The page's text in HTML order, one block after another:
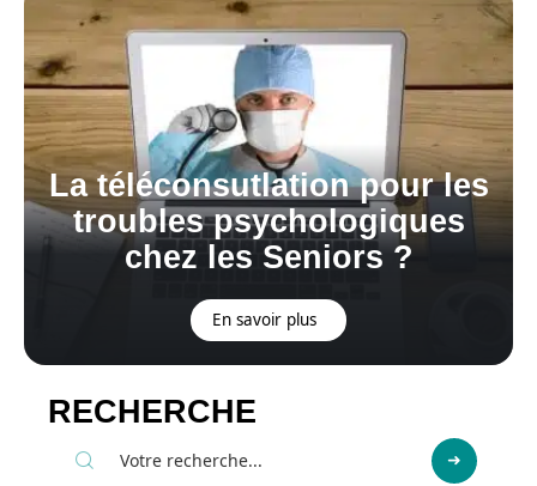
La téléconsutlation pour les
troubles psychologiques
chez les Seniors ?
En savoir plus
RECHERCHE